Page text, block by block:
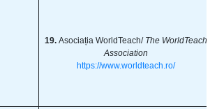
19. Asociația WorldTeach/ The WorldTeach
Association
https://www.worldteach.ro/